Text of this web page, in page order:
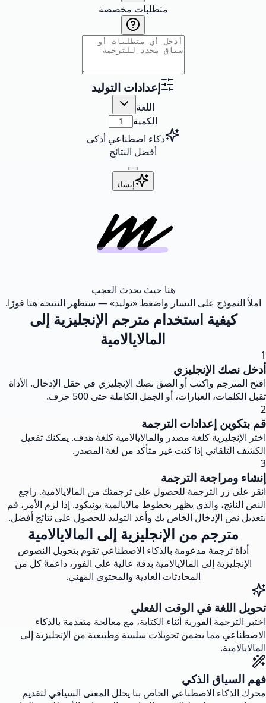
متطلبات مخصصة
إعدادات التوليد
اللغة
الكمية
ذكاء اصطناعي أذكى
أفضل النتائج
إنشاء
هنا حيث يحدث العجب
املأ النموذج على اليسار واضغط «توليد» — ستظهر النتيجة هنا فورًا.
كيفية استخدام مترجم الإنجليزية إلى
المالايالامية
1
أدخل نصك الإنجليزي
افتح المترجم واكتب أو الصق نصك الإنجليزي في حقل الإدخال. الأداة
تقبل الكلمات، العبارات، أو الجمل الكاملة حتى 500 حرف.
2
قم بتكوين إعدادات الترجمة
اختر الإنجليزية كلغة مصدر والمالايالامية كلغة هدف. يمكنك تفعيل
الكشف التلقائي إذا كنت غير متأكد من لغة المصدر.
3
إنشاء ومراجعة الترجمة
انقر على زر الترجمة للحصول على ترجمتك من المالايالامية. راجع
النص الناتج، والذي يظهر بخطوط مالايالمية يونيكود. إذا لزم الأمر، قم
بتعديل نص الإدخال الخاص بك وأعد التوليد للحصول على نتائج أفضل.
مترجم من الإنجليزية إلى المالايالامية
أداة ترجمة مدعومة بالذكاء الاصطناعي تقوم بتحويل النصوص
الإنجليزية إلى المالايالامية بدقة عالية على الفور، داعمةً كل من
المحادثات العادية والمحتوى المهني.
تحويل اللغة في الوقت الفعلي
اختبر الترجمة الفورية أثناء الكتابة، مع معالجة متقدمة بالذكاء
الاصطناعي مما يضمن تحويلات سلسة وطبيعية من الإنجليزية إلى
المالايالامية.
فهم السياق الذكي
محرك الذكاء الاصطناعي الخاص بنا يحلل المعنى السياقي لتقديم